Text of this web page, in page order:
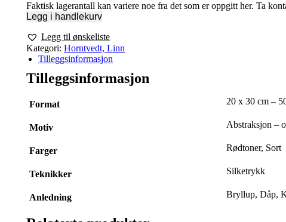
Faktisk lagerantall kan variere noe fra det som er oppgitt her. Ta
Legg i handlekurv
Legg til ønskeliste
Kategori: Horntvedt, Linn
Tilleggsinformasjon
Tilleggsinformasjon
Format 20 x 30 cm –
Motiv Abstraksjon –
Farger Rødtoner, Sort
Teknikker Silketrykk
Anledning Bryllup, Dåp,